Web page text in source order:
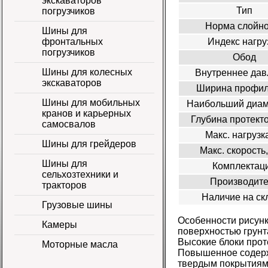
Тип
Норма
Индекс
Обод
Внутреннее
Ширина
Наибольший
Глубина
Макс.
Макс.
Наличие на
Особенности
поверхностью
Высокие блоки
Повышенное
твердым
погрузчиков
Шины для
фронтальных
погрузчиков
Шины для колесных
экскаваторов
Шины для мобильных
кранов и карьерных
самосвалов
Шины для грейдеров
Шины для
сельхозтехники и
тракторов
Грузовые шины
Камеры
Моторные масла